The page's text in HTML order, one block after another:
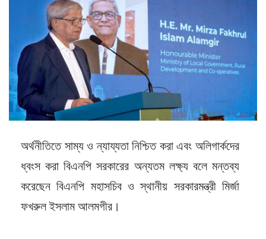
অর্থনীতিতে সাম্য ও ন্যায্যতা নিশ্চিত করা এবং অলিগার্কদের
ধ্বংস করা বিএনপি সরকারের অন্যতম লক্ষ্য বলে মন্তব্য
করেছেন বিএনপি মহাসচিব ও স্থানীয় সরকারমন্ত্রী মির্জা
ফখরুল ইসলাম আলমগীর।